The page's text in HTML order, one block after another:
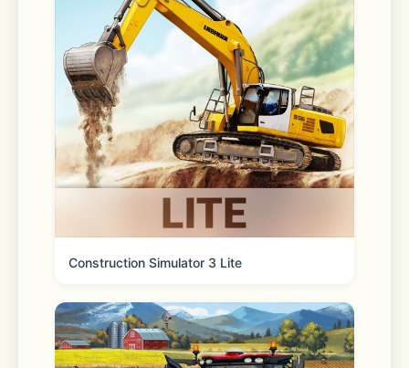
Construction Simulator 3 Lite